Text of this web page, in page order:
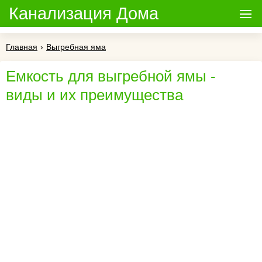
Канализация Дома
Главная › Выгребная яма
Емкость для выгребной ямы -
виды и их преимущества